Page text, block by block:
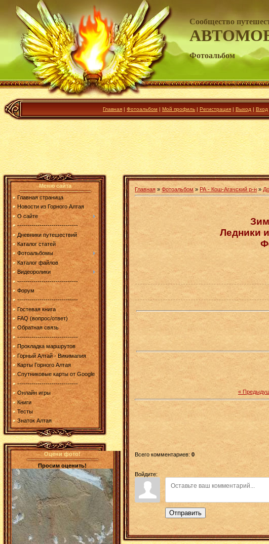
Сообщество
Фотоальбом
Главная | Фотоальбом | Мой профиль | Регистрация | Выход | Вход
Меню сайта
Главная страница
Новости из Горного Алтая
О сайте
------------------------------
Дневники путешествий
Каталог статей
Фотоальбомы
Каталог файлов
Видеоролики
------------------------------
Форум
------------------------------
Гостевая книга
FAQ (вопрос/ответ)
Обратная связь
------------------------------
Прокладка маршрутов
Горный Алтай - Викимапия
Карты Горного Алтая
Спутниковые карты от Google
------------------------------
Онлайн игры
Книги
Тесты
Знаток Алтая
Оцени фото!
Просим оценить!
Главная » Фотоальбом» РА - Кош-Агачский р-н »
Ледники
«
Всего комментариев: 0
Войдите:
Отправить